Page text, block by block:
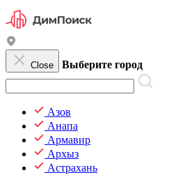
Close Выберите город
Азов
Анапа
Армавир
Архыз
Астрахань